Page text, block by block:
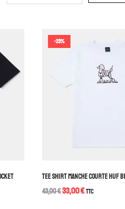
-23%
TEE SHIRT MANCHE COURTE HUF
43,00€33,00€TTC